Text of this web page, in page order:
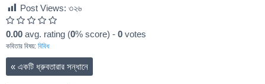
Post Views: ৩২৬
0.00 avg. rating (0% score) - 0 votes
কবিতার বিষয়: বিবিধ
« একটি ধ্রুবতারার সন্ধানে